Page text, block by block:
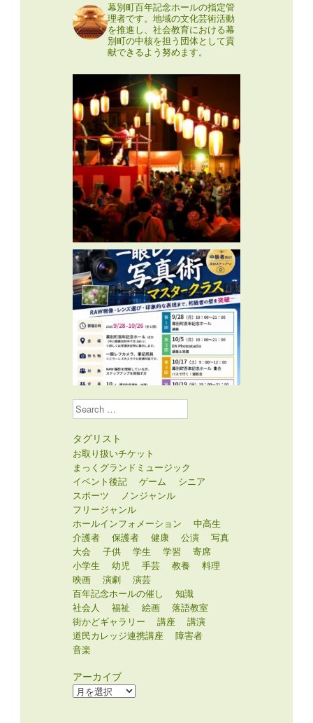
幕別町百年記念ホールの指定管
理者です。地域の文化芸術活動
を推進し、社会教育における幕
別町の中核を担う団体として貢
献できるよう努めます。
Search
タグリスト
お取り扱いチケット
まっくグランドミュージック
イベント後記
ゲーム
シニア
スポーツ
ノンジャンル
フリージャンル
ホールインフォメーション
中高生
介護者
保護者 健康 公演
写真
大会
子供 学生 学習
寄席
小学生
幼児 手芸 教養
料理
映画
演劇
演芸
百年記念ホールの催し
知識
社会人
福祉 絵画
落語教室
街かどギャラリー
講座
講演
道民カレッジ連携講座
障害者
音楽
アーカイブ
ア